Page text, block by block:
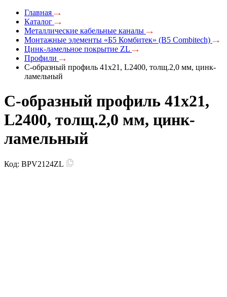
Главная
Каталог
Металлические кабельные каналы
Монтажные элементы «Б5 Комбитек» (B5 Combitech)
Цинк-ламельное покрытие ZL
Профили
С-образный профиль 41х21, L2400, толщ.2,0 мм, цинк-
ламельный
С-образный профиль 41х21,
L2400, толщ.2,0 мм, цинк-
ламельный
Код: BPV2124ZL